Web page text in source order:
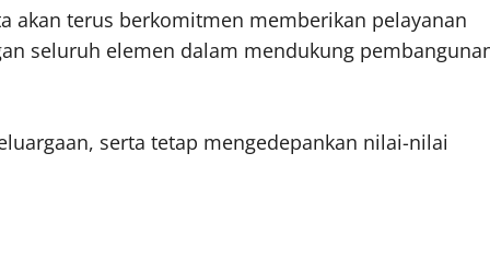
akan terus berkomitmen memberikan pelayanan
seluruh elemen dalam mendukung
serta tetap mengedepankan nilai-nilai